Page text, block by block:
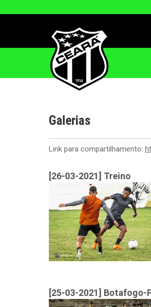
Galerias
Link para compartilhamento:
[26-03-2021] Treino
[25-03-2021] Botafogo-